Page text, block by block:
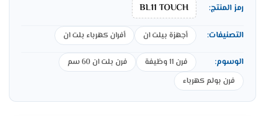
رمز المنتج: BL11 TOUCH
التصنيفات: أجهزة بيلت ان أفران كهرباء بلت ان
الوسوم: فرن 11 وظيفة
فرن بلت ان 60 سم
فرن بولم كهرباء